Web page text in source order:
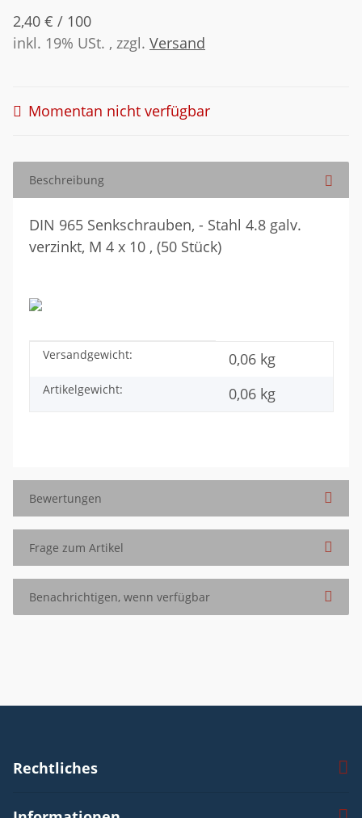
2,40 € / 100
inkl. 19% USt. , zzgl. Versand
Momentan nicht verfügbar
Beschreibung
DIN 965 Senkschrauben, - Stahl 4.8 galv.
verzinkt, M 4 x 10 , (50 Stück)
Produkteigenschaft
Wert
Versandgewicht: 0,06 kg
Artikelgewicht: 0,06 kg
Bewertungen
Frage zum Artikel
Benachrichtigen, wenn verfügbar
Rechtliches